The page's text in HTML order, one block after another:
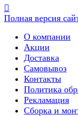
Полная версия
О компании
Акции
Доставка
Самовывоз
Контакты
Политика
Рекламация
Сборка и